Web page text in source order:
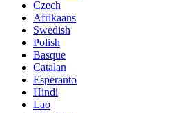
Czech
Afrikaans
Swedish
Polish
Basque
Catalan
Esperanto
Hindi
Lao